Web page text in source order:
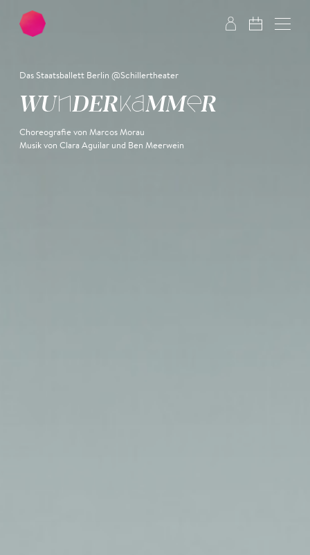
Zum Hauptinhalt springen Zum Footer springen
Das Staatsballett Berlin @Schillertheater
WUNDER­KAMMER
Choreografie von Marcos Morau
Musik von Clara Aguilar und Ben Meerwein